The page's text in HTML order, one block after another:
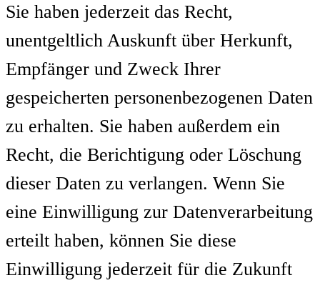
Sie haben jederzeit das Recht,
unentgeltlich Auskunft über Herkunft,
Empfänger und Zweck Ihrer
gespeicherten personenbezogenen Daten
zu erhalten. Sie haben außerdem ein
Recht, die Berichtigung oder Löschung
dieser Daten zu verlangen. Wenn Sie
eine Einwilligung zur Datenverarbeitung
erteilt haben, können Sie diese
Einwilligung jederzeit für die Zukunft